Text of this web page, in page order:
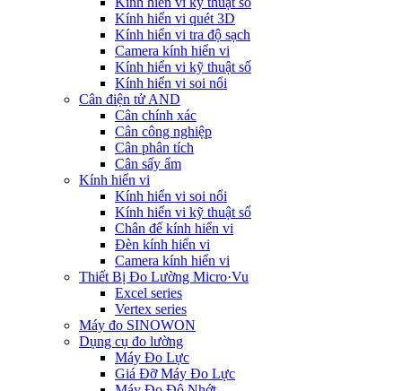
Kính hiển vi quét 3D
Kính hiển vi tra độ sạch
Camera kính hiển vi
Kính hiển vi kỹ thuật số
Kính hiển vi soi nổi
Cân điện tử AND
Cân chính xác
Cân công nghiệp
Cân phân tích
Cân sấy ẩm
Kính hiển vi
Kính hiển vi soi nổi
Kính hiển vi kỹ thuật số
Chân đế kính hiển vi
Đèn kính hiển vi
Camera kính hiển vi
Thiết Bị Đo Lường Micro·Vu
Excel series
Vertex series
Máy đo SINOWON
Dụng cụ đo lường
Máy Đo Lực
Giá Đỡ Máy Đo Lực